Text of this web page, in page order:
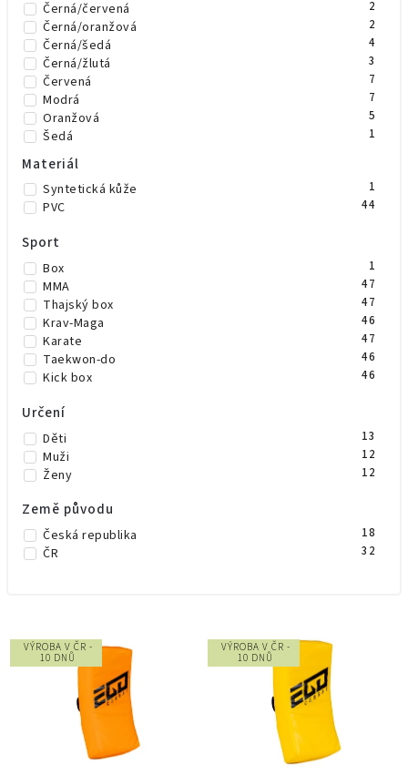
Černá/červená 2
Černá/oranžová 2
Černá/šedá 4
Černá/žlutá 3
Červená 7
Modrá 7
Oranžová 5
Šedá 1
Zelená
Žlutá
Žlutá/černá 1
Materiál
Syntetická kůže 1
PVC 44
Sport
Box 1
MMA 47
Thajský box 47
Krav-Maga 46
Karate 47
Taekwon-do 46
Kick box 46
Určení
Děti 13
Muži 12
Ženy 12
Země původu
Česká republika 18
ČR 32
VÝROBA V ČR -
10 DNŮ
VÝROBA V ČR -
10 DNŮ